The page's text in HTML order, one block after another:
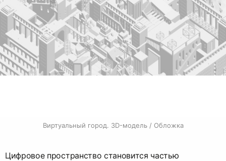
Виртуальный город. 3D-модель / Обложка
Цифровое пространство становится частью